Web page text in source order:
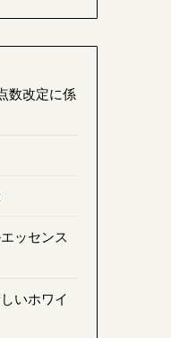
数改定に係
ッセンス
いホワイ